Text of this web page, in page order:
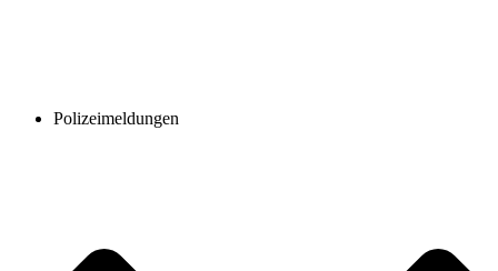
Polizeimeldungen